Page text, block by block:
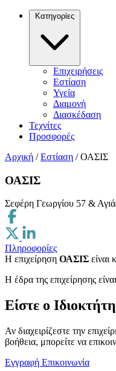
Κατηγορίες
Επιχειρήσεις
Εστίαση
Υγεία
Διαμονή
Διασκέδαση
Τεχνίτες
Προσφορές
Αρχική / Εστίαση / ΟΑΣΙΣ
ΟΑΣΙΣ
Σεφέρη Γεωργίου 57 &
Πληροφορίες
Η επιχείρηση ΟΑΣΙΣ είναι
H έδρα της επιχείρησης
Είστε ο
Αν διαχειρίζεστε την
βοήθεια, μπορείτε να
Εγγραφή Επικοινωνία